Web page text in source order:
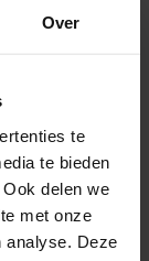
Over
te
te bieden
delen we
met onze
analyse. Deze
occurred while